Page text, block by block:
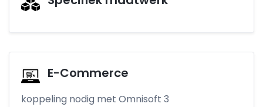
E-Commerce
koppeling nodig met Omnisoft 3